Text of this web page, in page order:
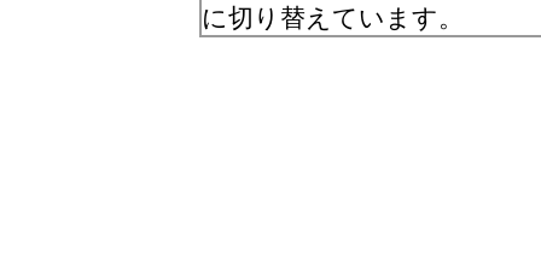
に切り替えています。